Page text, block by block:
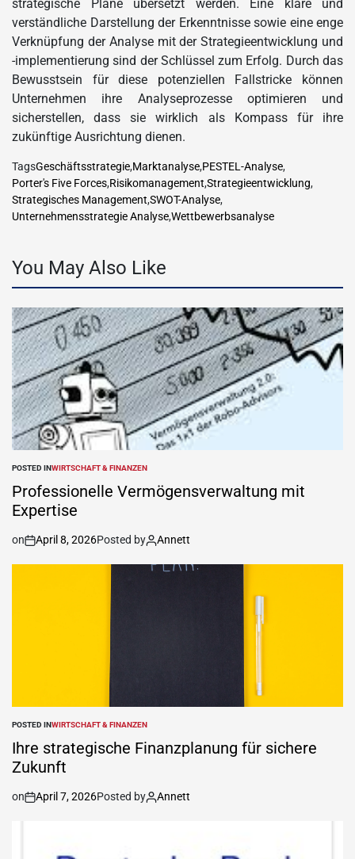
strategische Pläne übersetzt werden. Eine klare und
verständliche Darstellung der Erkenntnisse sowie eine enge
Verknüpfung der Analyse mit der Strategieentwicklung und
-implementierung sind der Schlüssel zum Erfolg. Durch das
Bewusstsein für diese potenziellen Fallstricke können
Unternehmen ihre Analyseprozesse optimieren und
sicherstellen, dass sie wirklich als Kompass für ihre
zukünftige Ausrichtung dienen.
TagsGeschäftsstrategie,Marktanalyse,PESTEL-Analyse,
Porter's Five Forces,Risikomanagement,Strategieentwicklung,
Strategisches Management,SWOT-Analyse,
Unternehmensstrategie Analyse,Wettbewerbsanalyse
You May Also Like
POSTED INWIRTSCHAFT & FINANZEN
Professionelle Vermögensverwaltung mit
Expertise
on April 8, 2026Posted by Annett
POSTED INWIRTSCHAFT & FINANZEN
Ihre strategische Finanzplanung für sichere
Zukunft
on April 7, 2026Posted by Annett